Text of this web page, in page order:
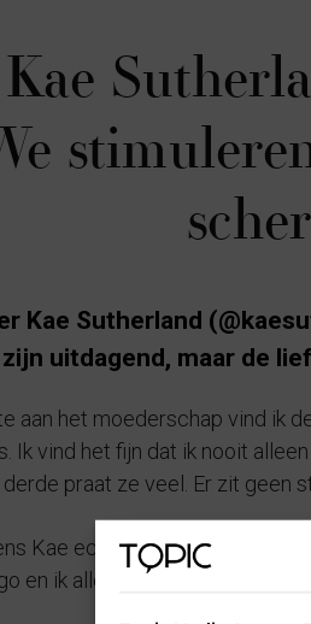
Kae
Kae Sutherland
uitdagend, maar de
aan het moederschap vind ik
Ik vind het fijn dat ik nooit
derde praat ze veel. Er zit geen
Kae echt een mix van haar
en ik allebei als kind. Ze is